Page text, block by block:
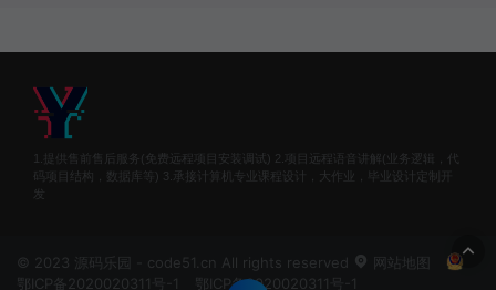
1.提供售前售后服务(免费远程项目安装调试) 2.项目远程语音讲解(业务逻辑，代
码项目结构，数据库等) 3.承接计算机专业课程设计，大作业，毕业设计定制开
发
© 2023 源码乐园 - code51.cn All rights reserved
网站地图
鄂ICP备2020020311号-1
鄂ICP备2020020311号-1